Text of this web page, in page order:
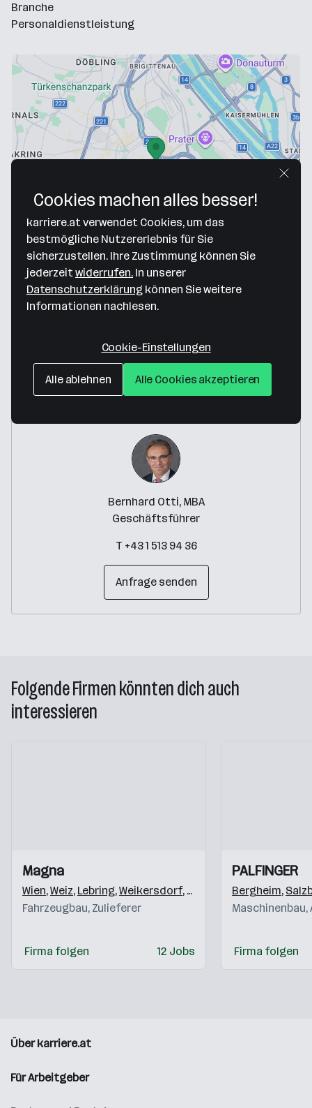
Branche
Personaldienstleistung
Map data ©2026 Google
Otti & Partner
Köllnerhofgasse 5/11
1010 Wien— Route berechnen
Webseite
Weitere Standorte anzeigen
Ansprechperson
Bernhard Otti, MBA
Geschäftsführer
T +43 1 513 94 36
Anfrage senden
Folgende Firmen könnten dich auch
interessieren
Videos
Einblicke
Einblicke
Magna
Wien,Weiz, Lebring,Weikersdorf, Krottendorf (Weiz),
Fahrzeugbau, Zulieferer
Firma folgen 12 Jobs
Videos
Einblicke
Einblicke
PALFINGER
Bergheim,
Maschinenbau,
Firma folgen
Über karriere.at
Für Arbeitgeber
Cookies machen alles besser!
karriere.at verwendet Cookies, um das
bestmögliche Nutzererlebnis für Sie
sicherzustellen. Ihre Zustimmung können Sie
jederzeitwiderrufen. In unserer
Datenschutzerklärung können Sie weitere
Informationen nachlesen.
Cookie-Einstellungen
Alle ablehnen Alle Cookies akzeptieren